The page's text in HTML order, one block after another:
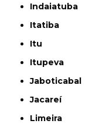
Indaiatuba
Itatiba
Itu
Itupeva
Jaboticabal
Jacareí
Limeira